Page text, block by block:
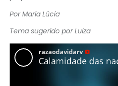
Por Maria Lúcia
Tema sugerido por Luiza